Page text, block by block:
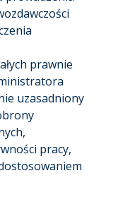
prawnie
uzasadniony
pracy,